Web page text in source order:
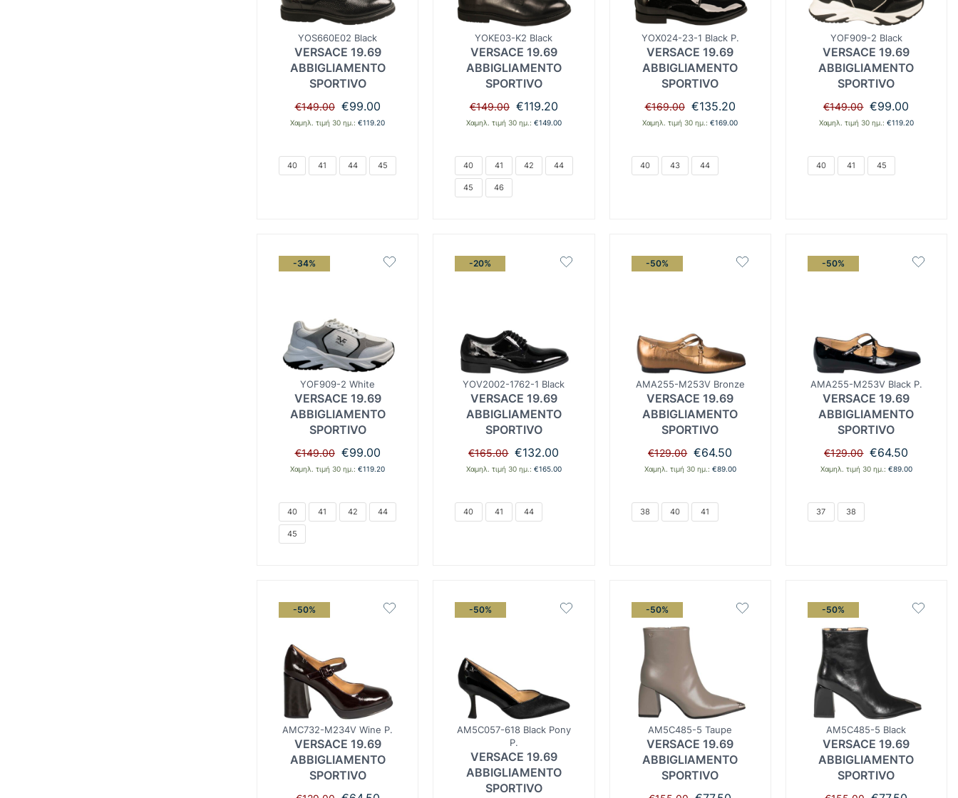
YOS660E02 Black
VERSACE 19.69
ABBIGLIAMENTO
SPORTIVO
€149.00 Original
price
was:
€99.00Η
τρέχουσα
€99.00.
Χαμηλ. τιμή 30 ημ.:€119.20
40 41 44 45
YOKE03-K2 Black
VERSACE 19.69
ABBIGLIAMENTO
SPORTIVO
€149.00 Original
price
was:
€119.20Η
τρέχουσα
€119.20.
Χαμηλ. τιμή 30 ημ.: €149.00
40 41 42 44
45 46
YOX024-23-1 Black P.
VERSACE 19.69
ABBIGLIAMENTO
SPORTIVO
€169.00 Original
price
was:
€135.20Η
τρέχουσα
Χαμηλ. τιμή 30 ημ.:€169.00
40 43 44
YOF909-2 Black
VERSACE 19.69
ABBIGLIAMENTO
SPORTIVO
€149.00 Original
price
was:
€99.00
τρέχουσα
Χαμηλ. τιμή 30 ημ.: €119.20
40 41 45
-34%
YOF909-2 White
VERSACE 19.69
ABBIGLIAMENTO
SPORTIVO
€149.00 Original
was:
€99.00Η
τιμή
€99.00.
Χαμηλ. τιμή 30 ημ.:€119.20
40 41 42 44
45
-20%
YOV2002-1762-1 Black
VERSACE 19.69
ABBIGLIAMENTO
SPORTIVO
€165.00 Original
was:
€132.00
τιμή
Χαμηλ. τιμή 30 ημ.: €165.00
40 41 44
-50%
AMA255-M253V Bronze
VERSACE 19.69
ABBIGLIAMENTO
SPORTIVO
€129.00 Original
was:
€64.50
τιμή
Χαμηλ. τιμή 30 ημ.: €89.00
38 40 41
-50%
AMA255-M253V Black P.
VERSACE 19.69
ABBIGLIAMENTO
SPORTIVO
€129.00 Original
was:
€64.50
τιμή
Χαμηλ. τιμή 30 ημ.: €89.00
37 38
-50%
AMC732-M234V Wine P.
VERSACE 19.69
ABBIGLIAMENTO
SPORTIVO
Original Η
-50%
AM5C057-618 Black Pony
P.
VERSACE 19.69
ABBIGLIAMENTO
SPORTIVO
-50%
AM5C485-5 Taupe
VERSACE 19.69
ABBIGLIAMENTO
SPORTIVO
Original
-50%
AM5C485-5 Black
VERSACE 19.69
ABBIGLIAMENTO
SPORTIVO
Original